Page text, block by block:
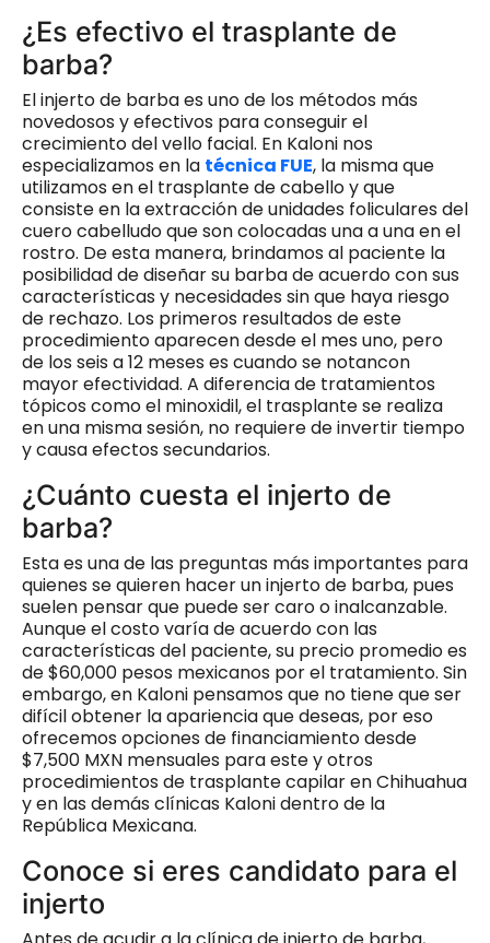
¿Es efectivo el trasplante de
barba?
El injerto de barba es uno de los métodos más
novedosos y efectivos para conseguir el
crecimiento del vello facial. En Kaloni nos
especializamos en la técnica FUE, la misma que
utilizamos en el trasplante de cabello y que
consiste en la extracción de unidades foliculares del
cuero cabelludo que son colocadas una a una en el
rostro. De esta manera, brindamos al paciente la
posibilidad de diseñar su barba de acuerdo con sus
características y necesidades sin que haya riesgo
de rechazo. Los primeros resultados de este
procedimiento aparecen desde el mes uno, pero
de los seis a 12 meses es cuando se notancon
mayor efectividad. A diferencia de tratamientos
tópicos como el minoxidil, el trasplante se realiza
en una misma sesión, no requiere de invertir tiempo
y causa efectos secundarios.
¿Cuánto cuesta el injerto de
barba?
Esta es una de las preguntas más importantes para
quienes se quieren hacer un injerto de barba, pues
suelen pensar que puede ser caro o inalcanzable.
Aunque el costo varía de acuerdo con las
características del paciente, su precio promedio es
de $60,000 pesos mexicanos por el tratamiento. Sin
embargo, en Kaloni pensamos que no tiene que ser
difícil obtener la apariencia que deseas, por eso
ofrecemos opciones de financiamiento desde
$7,500 MXN mensuales para este y otros
procedimientos de trasplante capilar en Chihuahua
y en las demás clínicas Kaloni dentro de la
República Mexicana.
Conoce si eres candidato para el
injerto